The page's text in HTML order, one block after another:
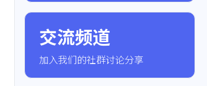
交流频道
加入我们的社群讨论分享
点击加入社群